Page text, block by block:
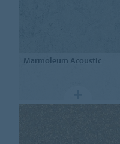
Marmoleum Acoustic